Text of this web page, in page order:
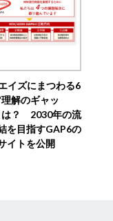
イズにまつわる6
解のギャッ
は？ 2030年の流
を目指すGAP6の
イトを公開